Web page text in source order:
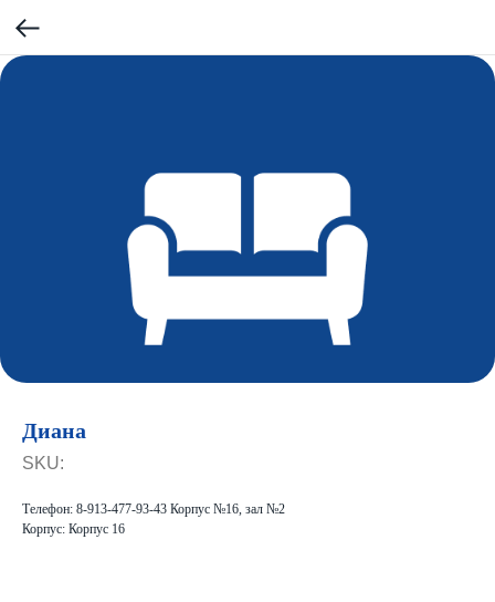
Диана
SKU:
Телефон: 8-913-477-93-43 Корпус №16, зал №2
Корпус: Корпус 16